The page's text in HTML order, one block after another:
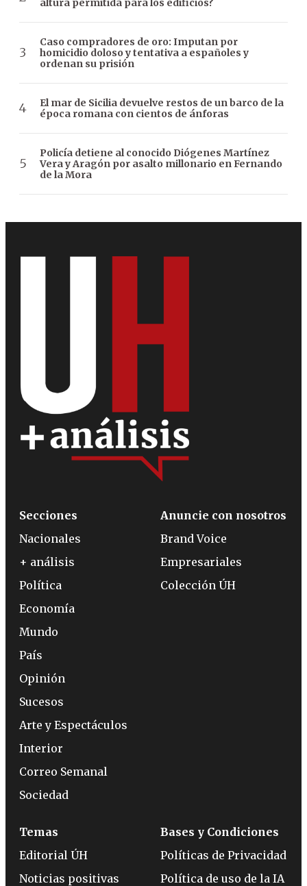
altura permitida para los edificios?
Caso compradores de oro: Imputan por
homicidio doloso y tentativa a españoles y
ordenan su prisión
El mar de Sicilia devuelve restos de un barco de la
época romana con cientos de ánforas
Policía detiene al conocido Diógenes Martínez
Vera y Aragón por asalto millonario en Fernando
de la Mora
Secciones
Nacionales
+ análisis
Política
Economía
Mundo
País
Opinión
Sucesos
Arte y Espectáculos
Interior
Correo Semanal
Sociedad
Anuncie con nosotros
Brand Voice
Empresariales
Colección ÚH
Temas
Editorial ÚH
Noticias positivas
Bases y Condiciones
Políticas de Privacidad
Política de uso de la IA